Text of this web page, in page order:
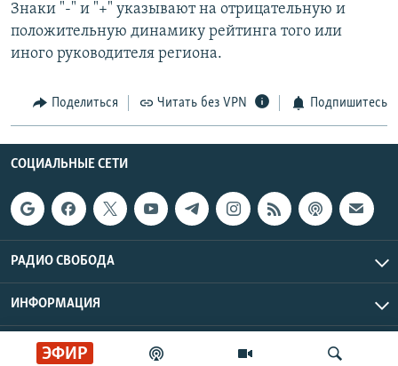
ЭФИР
Знаки "-" и "+" указывают на отрицательную и
положительную динамику рейтинга того или
иного руководителя региона.
Поделиться Читать без VPN Подпишитесь
СОЦИАЛЬНЫЕ СЕТИ
РАДИО СВОБОДА
ИНФОРМАЦИЯ
Радио Свобода © 2026 RFE/RL, Inc. | Все права защищены.